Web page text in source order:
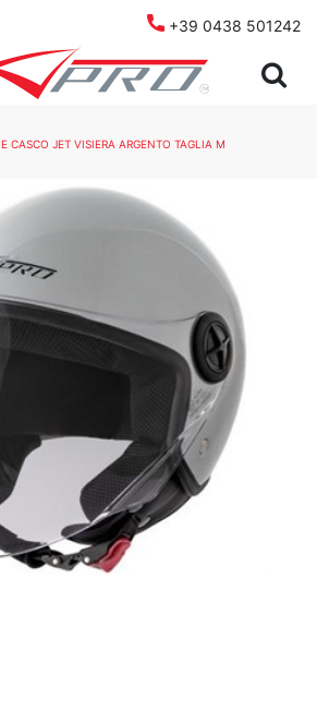
+39 0438 501242
CASCO JET VISIERA ARGENTO TAGLIA M